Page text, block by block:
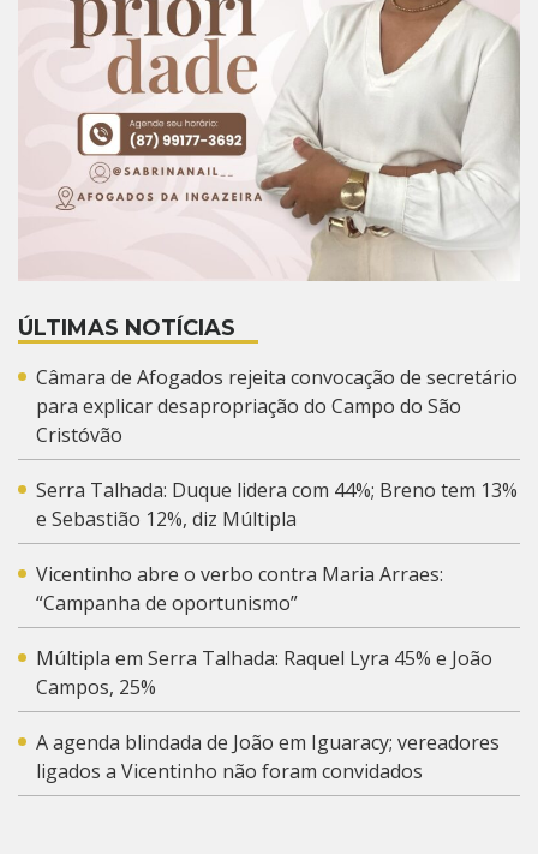
ÚLTIMAS NOTÍCIAS
Câmara de Afogados rejeita convocação de secretário
para explicar desapropriação do Campo do São
Cristóvão
Serra Talhada: Duque lidera com 44%; Breno tem 13%
e Sebastião 12%, diz Múltipla
Vicentinho abre o verbo contra Maria Arraes:
“Campanha de oportunismo”
Múltipla em Serra Talhada: Raquel Lyra 45% e João
Campos, 25%
A agenda blindada de João em Iguaracy; vereadores
ligados a Vicentinho não foram convidados